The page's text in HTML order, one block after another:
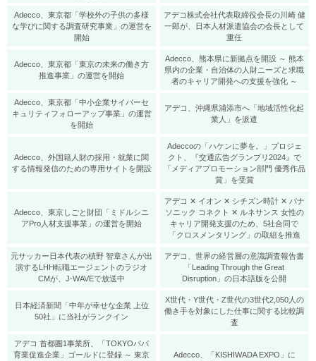
Adecco、東京都「学校外の子供の多様
な学びに関する調査研究事業」の運営を
開始
アデコ株式会社代表取締役会長の川崎 健
一郎が、日本人材派遣協会の会長として
重任
Adecco、東京都「東京の未来の働き方
推進事業」の運営を開始
Adecco、熊本県に新拠点を開設 ～ 熊本
県内の企業・自治体の人財ニーズと求職
者のキャリア開発への支援を強化 ～
Adecco、東京都「中小企業サイバーセ
キュリティフォローアップ事業」の運営
を開始
アデコ、沖縄県浦添市へ「地域活性化起
業人」を派遣
Adecco、外国籍人財の採用・就業に関
する情報発信のための専用サイトを開設
Adeccoの「ハケンに夢を。」プロジェ
クト、『交通広告グランプリ2024』で
「メディアプロモーション部門 優秀作品
賞」を受賞
Adecco、東京しごと財団「ミドルシニ
アPro人材支援事業」の運営を開始
アデコ ✕ イオン ✕ シチズン時計 ✕ パナ
ソニック コネクト ✕ ルネサンス 女性の
キャリア開発支援のため、5社合同で
「クロスメンタリング」の取組を推進
元サッカー日本代表の槙野 智章さんが出
演するLHH転職エージェントのラジオ
CMが、J-WAVEで放送中
アデコ、世界の経営層の意識調査報告書
「Leading Through the Great
Disruption」の日本語版を公開
日本経済新聞「中年が幸せな企業 上位
50社」に当社がランクイン
X世代・Y世代・Z世代の3世代2,050人の
働き手を対象にした仕事に関する比較調
査
アデコ 首都圏1事業所、「TOKYOパパ
育業促進企業」ゴールドに登録 ～ 東京
Adecco、「KISHIWADA EXPO」に